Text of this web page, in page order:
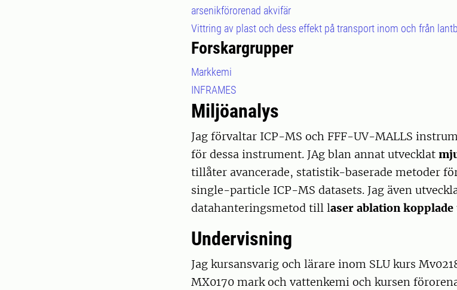
arsenikförorenad akvifär
Vittring av plast och dess effekt på transport inom och från
Forskargrupper
Markkemi
INFRAMES
Miljöanalys
Jag förvaltar ICP-MS och FFF-UV-MALLS
för dessa instrument. JAg blan annat utvecklat
tillåter avancerade, statistik-baserade metoder
single-particle ICP-MS datasets. Jag även
datahanteringsmetod till laser ablation
Undervisning
Jag kursansvarig och lärare inom SLU kurs
MX0170 mark och vattenkemi och kursen